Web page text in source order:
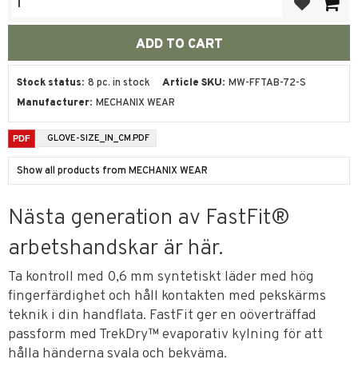
Stock status 8 pc. in stock Article SKU MW-FFTAB-72-S
Manufacturer MECHANIX WEAR
GLOVE-SIZE_IN_CM.PDF
Show all products from MECHANIX WEAR
Nästa generation av FastFit®
arbetshandskar är här.
Ta kontroll med 0,6 mm syntetiskt läder med hög
fingerfärdighet och håll kontakten med pekskärms
teknik i din handflata. FastFit ger en oöverträffad
passform med TrekDry™ evaporativ kylning för att
hålla händerna svala och bekväma.